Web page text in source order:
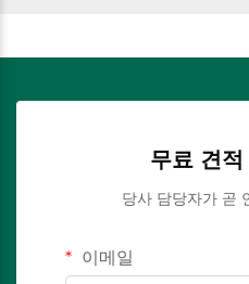
무료 견
당사 담당자가 곧
이메일